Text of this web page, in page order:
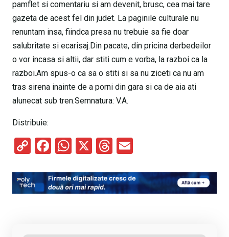
pamflet si comentariu si am devenit, brusc, cea mai tare
gazeta de acest fel din judet. La paginile culturale nu
renuntam insa, fiindca presa nu trebuie sa fie doar
salubritate si ecarisaj.Din pacate, din pricina derbedeilor
o vor incasa si altii, dar stiti cum e vorba, la razboi ca la
razboi.Am spus-o ca sa o stiti si sa nu ziceti ca nu am
tras sirena inainte de a porni din gara si ca de aia ati
alunecat sub tren.Semnatura: V.A.
Distribuie:
C
py
Li
F
ce
b
W
at
s
X
T
e
a
ail